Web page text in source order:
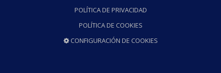
POLÍTICA DE PRIVACIDAD
POLÍTICA DE COOKIES
CONFIGURACIÓN DE COOKIES